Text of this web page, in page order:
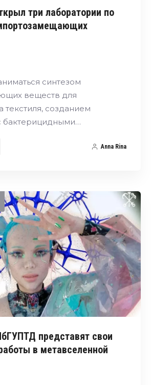
три лаборатории по
синтезом
веществ для
текстиля, созданием
бактерицидными…
Anna Rina
представят свои
в метавселенной